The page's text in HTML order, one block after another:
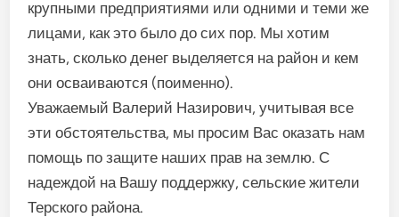
крупными предприятиями или одними и теми же
лицами, как это было до сих пор. Мы хотим
знать, сколько денег выделяется на район и кем
они осваиваются (поименно).
Уважаемый Валерий Назирович, учитывая все
эти обстоятельства, мы просим Вас оказать нам
помощь по защите наших прав на землю. С
надеждой на Вашу поддержку, сельские жители
Терского района.